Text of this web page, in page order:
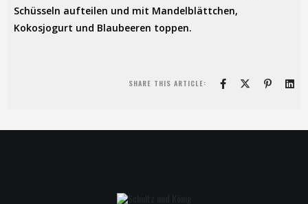
Schüsseln aufteilen und mit Mandelblättchen,
Kokosjogurt und Blaubeeren toppen.
SHARE THIS ARTICLE: